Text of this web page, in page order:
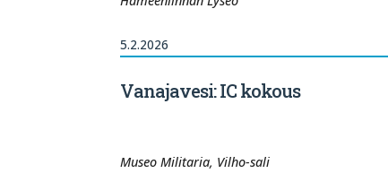
5.2.2026
Vanajavesi: IC kokous
Museo Militaria, Vilho-sali